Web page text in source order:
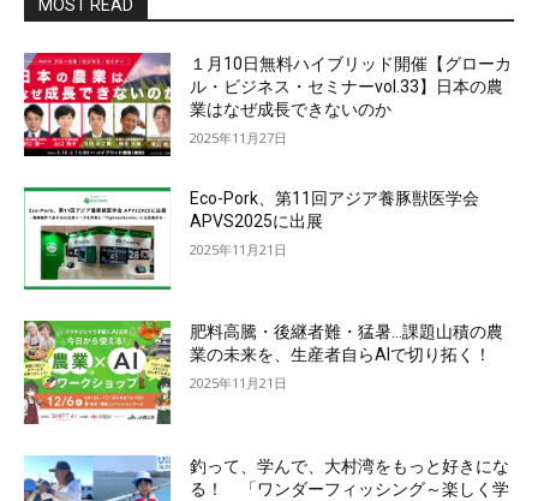
MOST READ
１月10日無料ハイブリッド開催【グローカ
ル・ビジネス・セミナーvol.33】日本の農
業はなぜ成長できないのか
2025年11月27日
Eco-Pork、第11回アジア養豚獣医学会
APVS2025に出展
2025年11月21日
肥料高騰・後継者難・猛暑…課題山積の農
業の未来を、生産者自らAIで切り拓く！
2025年11月21日
釣って、学んで、大村湾をもっと好きにな
る！ 「ワンダーフィッシング～楽しく学